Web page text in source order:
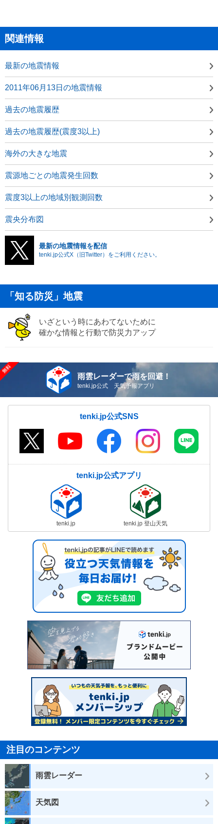
関連情報
最新の地震情報
2011年06月13日の地震情報
過去の地震履歴
過去の地震履歴(震度3以上)
海外の大きな地震
震源地ごとの地震発生回数
震度3以上の地域別観測回数
震央分布図
最新の地震情報を配信
tenki.jp公式X（旧Twitter）をご利用ください。
「知る防災」地震
いざという時にあわてないために
確かな情報と行動で防災力アップ
雨雲レーダーで雨を回避！
tenki.jp公式 天気予報アプリ
tenki.jp公式SNS
tenki.jp公式アプリ
tenki.jp tenki.jp 登山天気
注目のコンテンツ
雨雲レーダー
天気図